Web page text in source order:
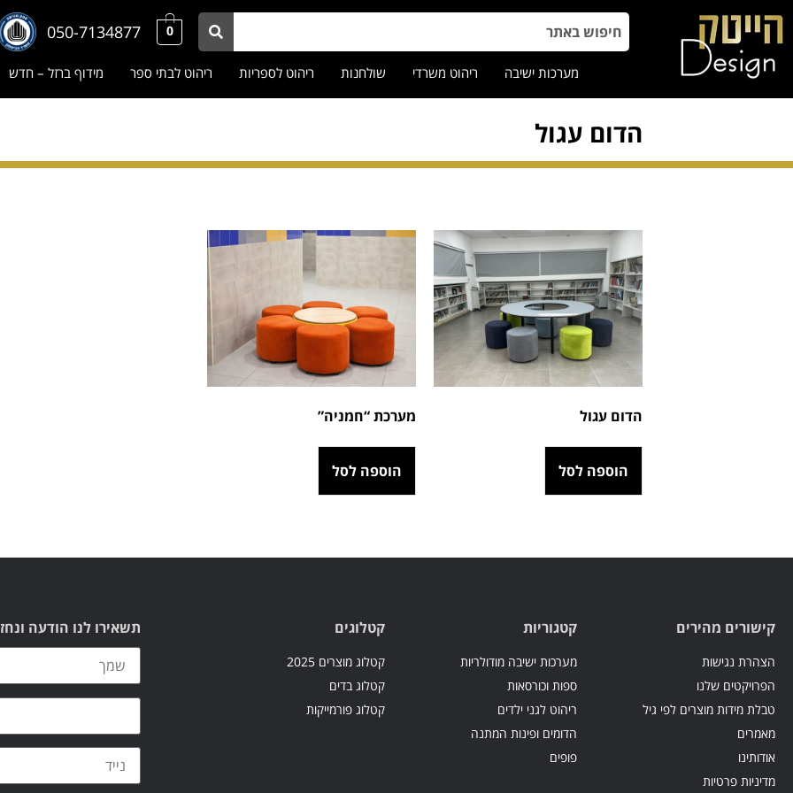
0
050-7134877
מערכות ישיבה ריהוט משרדי שולחנות ריהוט לספריות ריהוט לבתי ספר מידוף ברזל – חדש
הדום עגול
הדום עגול
הוספה לסל
מערכת “חמניה”
הוספה לסל
קישורים מהירים
הצהרת נגישות
הפרויקטים שלנו
טבלת מידות מוצרים לפי גיל
מאמרים
אודותינו
מדיניות פרטיות
קטגוריות
מערכות ישיבה מודולריות
ספות וכורסאות
ריהוט לגני ילדים
הדומים ופינות המתנה
פופים
קטלוגים
קטלוג מוצרים 2025
קטלוג בדים
קטלוג פורמייקות
תשאירו לנו הודעה